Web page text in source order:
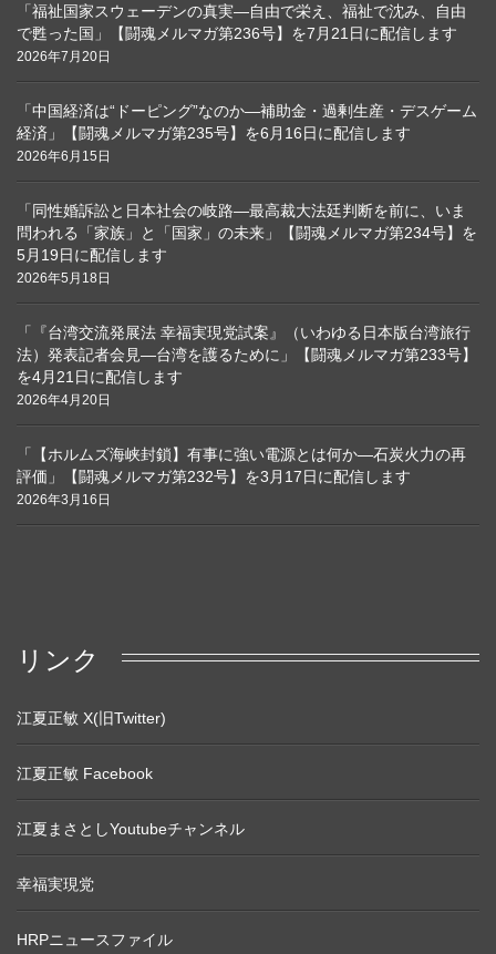
「福祉国家スウェーデンの真実―自由で栄え、福祉で沈み、自由
で甦った国」【闘魂メルマガ第236号】を7月21日に配信します
2026年7月20日
「中国経済は“ドーピング”なのか―補助金・過剰生産・デスゲーム
経済」【闘魂メルマガ第235号】を6月16日に配信します
2026年6月15日
「同性婚訴訟と日本社会の岐路―最高裁大法廷判断を前に、いま
問われる「家族」と「国家」の未来」【闘魂メルマガ第234号】を
5月19日に配信します
2026年5月18日
「『台湾交流発展法 幸福実現党試案』（いわゆる日本版台湾旅行
法）発表記者会見―台湾を護るために」【闘魂メルマガ第233号】
を4月21日に配信します
2026年4月20日
「【ホルムズ海峡封鎖】有事に強い電源とは何か―石炭火力の再
評価」【闘魂メルマガ第232号】を3月17日に配信します
2026年3月16日
リンク
江夏正敏 X(旧Twitter)
江夏正敏 Facebook
江夏まさとしYoutubeチャンネル
幸福実現党
HRPニュースファイル